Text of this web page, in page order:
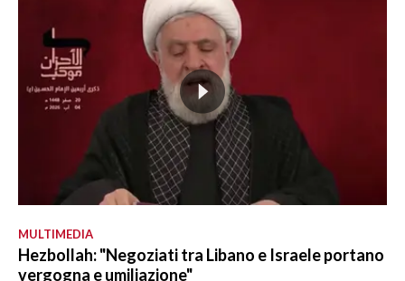
MULTIMEDIA
Hezbollah: "Negoziati tra Libano e Israele portano
vergogna e umiliazione"